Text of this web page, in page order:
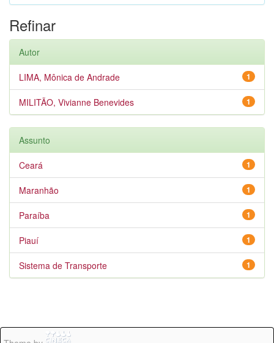
Refinar
Autor
1
LIMA, Mônica de Andrade
1
MILITÃO, Vivianne Benevides
Assunto
1
Ceará
1
Maranhão
1
Paraíba
1
Piauí
1
Sistema de Transporte